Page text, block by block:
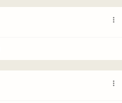
more_vert
more_vert